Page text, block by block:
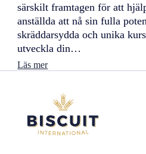
d
s
särskilt framtagen för att
anställda att nå sin fulla
skräddarsydda och unika
utveckla din…
Läs mer:
k
a